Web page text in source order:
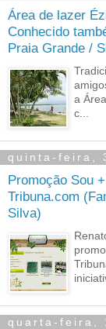
Área de lazer
Conhecido
Praia Grande /
a
c...
quinta-feira,
Promoção Sou
Tribuna.com
Silva)
quarta-feira,